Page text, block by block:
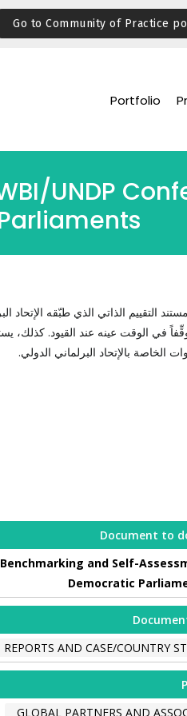
Go to Community of Practice
Portfolio
UNDP
التقييم الذاتي الذي طبّقه
في الوقت عينه عند القيود. كذلك،
الخاصة بالإتحاد البرلماني الدولي.
Document to
and Self-
Democratic
REPORTS AND CASE/COUNTRY
GLOBAL PARTNERS AND